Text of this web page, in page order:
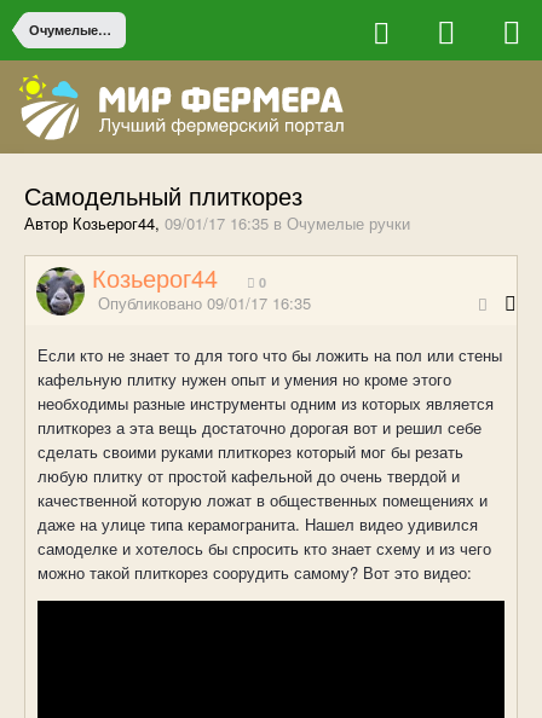
Очумелые ручки
Самодельный плиткорез
Автор Козьерог44, 09/01/17 16:35 в Очумелые ручки
Козьерог44 0
Опубликовано 09/01/17 16:35
Если кто не знает то для того что бы ложить на пол или стены
кафельную плитку нужен опыт и умения но кроме этого
необходимы разные инструменты одним из которых является
плиткорез а эта вещь достаточно дорогая вот и решил себе
сделать своими руками плиткорез который мог бы резать
любую плитку от простой кафельной до очень твердой и
качественной которую ложат в общественных помещениях и
даже на улице типа керамогранита. Нашел видео удивился
самоделке и хотелось бы спросить кто знает схему и из чего
можно такой плиткорез соорудить самому? Вот это видео: